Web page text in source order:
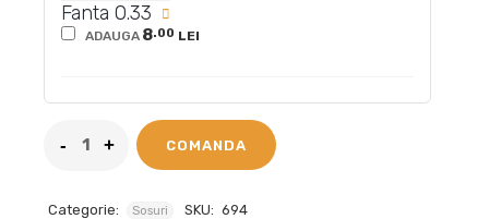
Fanta 0.33
ADAUGA 8.00 LEI
COMANDA
Categorie: Sosuri SKU: 694